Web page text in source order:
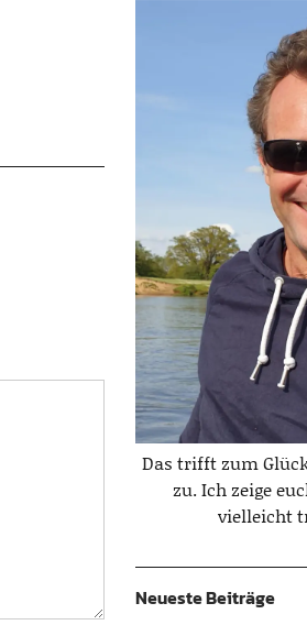
Das trifft zum
zu. Ich zeige
vielleicht
Neueste Beiträge